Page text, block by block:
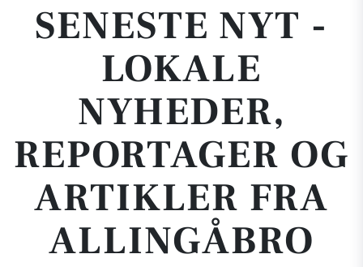
SENESTE NYT -
LOKALE
NYHEDER,
REPORTAGER OG
ARTIKLER FRA
ALLINGÅBRO